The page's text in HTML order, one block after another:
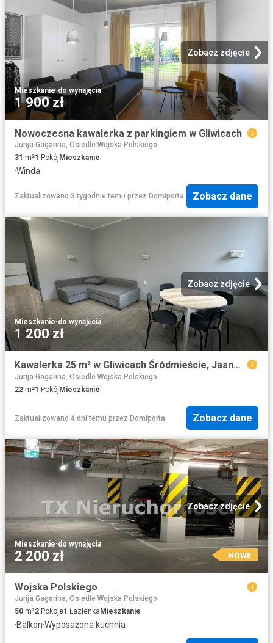
Zobacz zdjęcie
Mieszkanie·do wynajęcia
1 900 zł
Nowoczesna kawalerka z parkingiem w Gliwicach
Jurija Gagarina, Osiedle Wojska Polskiego
31 m²1 Pokój Mieszkanie
·Winda
Zaktualizowano 3 tygodnie temu przez Domiporta Zobacz dane
Zobacz zdjęcie
Mieszkanie·do wynajęcia
1 200 zł
Kawalerka 25 m² w Gliwicach Śródmieście, Jasnogórska
Jurija Gagarina, Osiedle Wojska Polskiego
22 m²1 PokójMieszkanie
Zaktualizowano 4 dni temu przez Domiporta Zobacz dane
Zobacz zdjęcie
Mieszkanie·do wynajęcia
2 200 zł NOWE
Wojska Polskiego
Jurija Gagarina, Osiedle Wojska Polskiego
50 m²2 Pokoje1 Łazienka Mieszkanie
·Balkon·Wyposażona kuchnia